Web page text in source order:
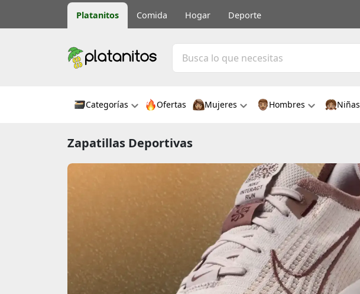
Platanitos Comida Hogar Deporte
Categorías Ofertas Mujeres Hombres Niñas
Zapatillas Deportivas